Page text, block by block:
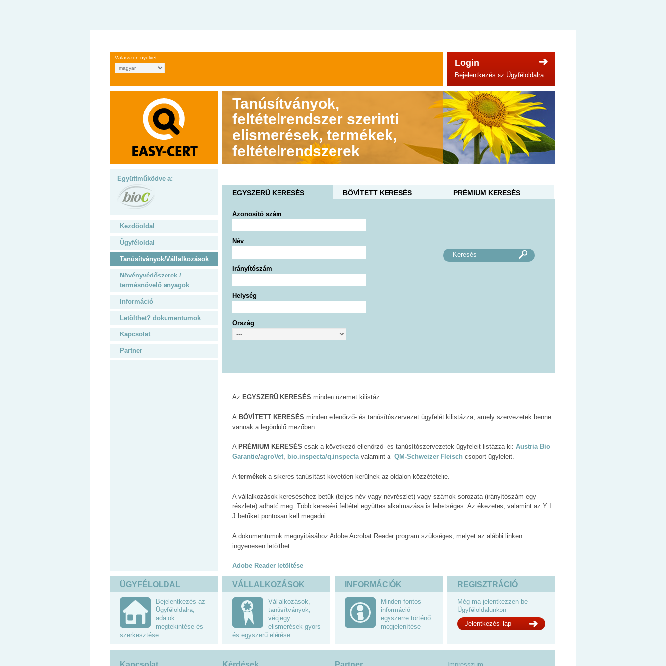
Válasszon nyelvet:
Login
Bejelentkezés az Ügyféloldalra
Tanúsítványok,
feltételrendszer szerinti
elismerések, termékek,
feltételrendszerek
Együttműködve a:
Kezdőoldal
Ügyféloldal
Tanúsítványok/Vállalkozások
Növényvédőszerek /
termésnövelő anyagok
Információ
Letölthet? dokumentumok
Kapcsolat
Partner
EGYSZERŰ KERESÉS BŐVÍTETT KERESÉS PRÉMIUM KERESÉS
Azonosító szám
Név
Irányítószám
Helység
Ország
Az EGYSZERŰ KERESÉS minden üzemet kilistáz.
A BŐVÍTETT KERESÉS minden ellenőrző- és tanúsítószervezet ügyfelét kilistázza, amely szervezetek benne
vannak a legördülő mezőben.
A PRÉMIUM KERESÉS csak a következő ellenőrző- és tanúsítószervezetek ügyfeleit listázza ki: Austria Bio
Garantie/agroVet, bio.inspecta/q.inspectavalamint a QM-Schweizer Fleisch csoport ügyfeleit.
A termékek a sikeres tanúsítást követően kerülnek az oldalon közzétételre.
A vállalkozások kereséséhez betűk (teljes név vagy névrészlet) vagy számok sorozata (irányítószám egy
részlete) adható meg. Több keresési feltétel együttes alkalmazása is lehetséges. Az ékezetes, valamint az Y I
J betűket pontosan kell megadni.
A dokumentumok megnyitásához Adobe Acrobat Reader program szükséges, melyet az alábbi linken
ingyenesen letölthet.
Adobe Reader letöltése
ÜGYFÉLOLDAL
Bejelentkezés az
Ügyféloldalra,
adatok
megtekintése és
szerkesztése
VÁLLALKOZÁSOK
Vállalkozások,
tanúsítványok,
védjegy
elismerések gyors
és egyszerű elérése
INFORMÁCIÓK
Minden fontos
információ
egyszerre történő
megjelenítése
REGISZTRÁCIÓ
Még ma jelentkezzen be
Ügyféloldalunkon
Jelentkezési lap
Kapcsolat Kérdések Partner Impresszum